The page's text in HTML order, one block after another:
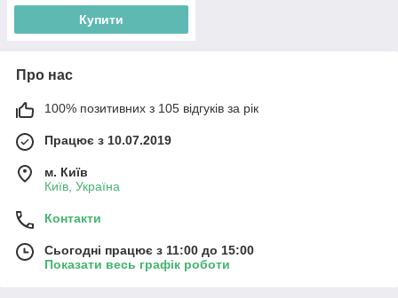
Купити
Про нас
100% позитивних з 105 відгуків за рік
Працює з 10.07.2019
м. Київ
Київ, Україна
Контакти
Сьогодні працює з 11:00 до 15:00
Показати весь графік роботи